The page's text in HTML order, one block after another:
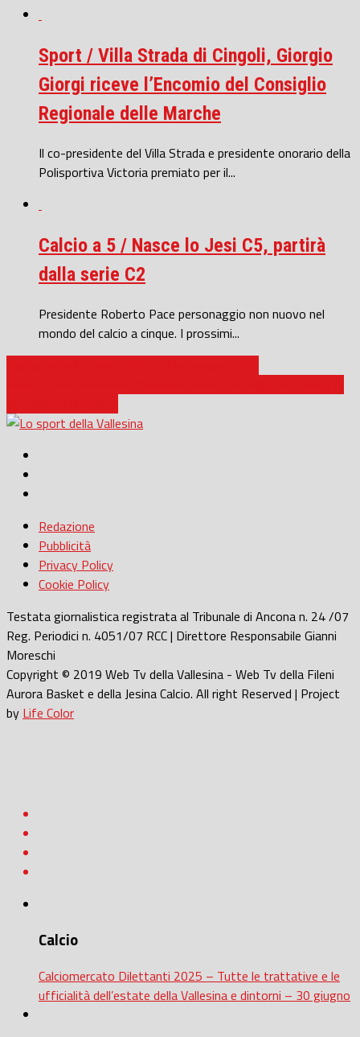
Sport / Villa Strada di Cingoli, Giorgio
Giorgi riceve l’Encomio del Consiglio
Regionale delle Marche
Il co-presidente del Villa Strada e presidente onorario della
Polisportiva Victoria premiato per il...
Calcio a 5 / Nasce lo Jesi C5, partirà
dalla serie C2
Presidente Roberto Pace personaggio non nuovo nel
mondo del calcio a cinque. I prossimi...
Redazione
Pubblicità
Privacy Policy
Cookie Policy
Testata giornalistica registrata al Tribunale di Ancona n. 24 /07
Reg. Periodici n. 4051/07 RCC | Direttore Responsabile Gianni
Moreschi
Copyright © 2019 Web Tv della Vallesina - Web Tv della Fileni
Aurora Basket e della Jesina Calcio. All right Reserved | Project
by Life Color
Calcio
Calciomercato Dilettanti 2025 – Tutte le trattative e le
ufficialità dell’estate della Vallesina e dintorni – 30 giugno